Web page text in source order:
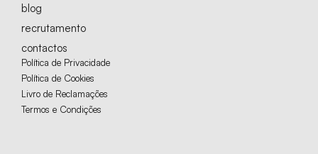
blog
recrutamento
contactos
Política de Privacidade
Política de Cookies
Livro de Reclamações
Termos e Condições